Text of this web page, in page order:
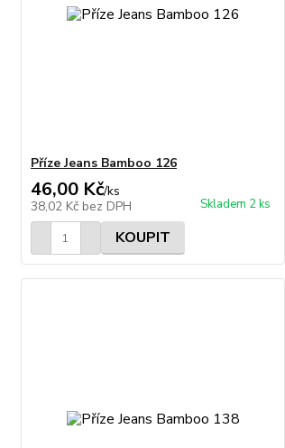
Příze Jeans Bamboo 126
46,00 Kč/ks
38,02 Kč bez DPH Skladem 2 ks
KOUPIT